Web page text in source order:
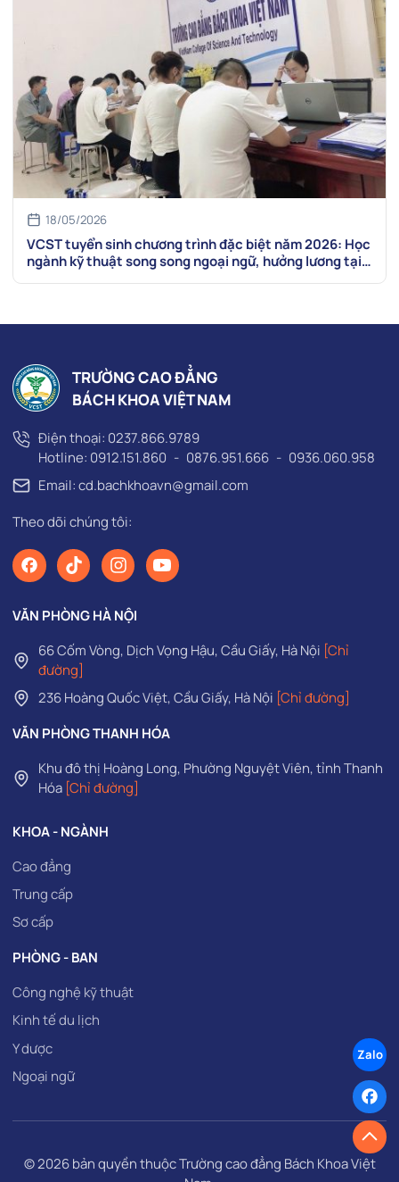
18/05/2026
VCST tuyển sinh chương trình đặc biệt năm 2026: Học
ngành kỹ thuật song song ngoại ngữ, hưởng lương tại
TRƯỜNG CAO ĐẲNG
BÁCH KHOA VIỆT NAM
Điện thoại: 0237.866.9789
Hotline: 0912.151.860 - 0876.951.666 - 0936.060.958
Email: cd.bachkhoavn@gmail.com
Theo dõi chúng tôi:
VĂN PHÒNG HÀ NỘI
66 Cốm Vòng, Dịch Vọng Hậu, Cầu Giấy, Hà Nội [Chỉ
đường]
236 Hoàng Quốc Việt, Cầu Giấy, Hà Nội [Chỉ đường]
VĂN PHÒNG THANH HÓA
Khu đô thị Hoàng Long, Phường Nguyệt Viên, tỉnh Thanh
Hóa [Chỉ đường]
KHOA - NGÀNH
Cao đẳng
Trung cấp
Sơ cấp
PHÒNG - BAN
Công nghệ kỹ thuật
Kinh tế du lịch
Y dược
Ngoại ngữ
© 2026 bản quyền thuộcTrường cao đẳng Bách Khoa Việt
Zalo